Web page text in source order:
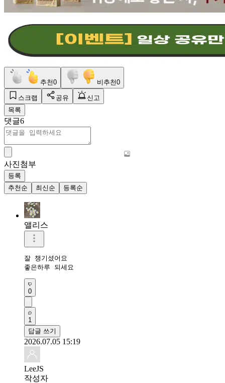
추천0 비추천0
스크랩 공유
신고
목록
댓글6
사진첨부
등록
추천순
최신순 등록순
앨리스
잘 챙기셨어요
좋은하루 되세요
0
1
답글 쓰기
2026.07.05 15:19
LeeJS
작성자